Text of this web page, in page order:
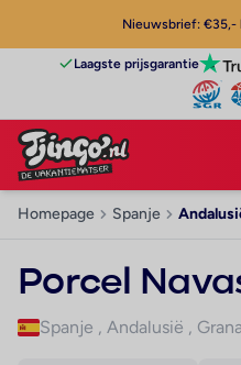
Nieuwsbrief: €35,-
Laagste prijsgarantie
Homepage Spanje
Porcel
Spanje , Andalusië ,